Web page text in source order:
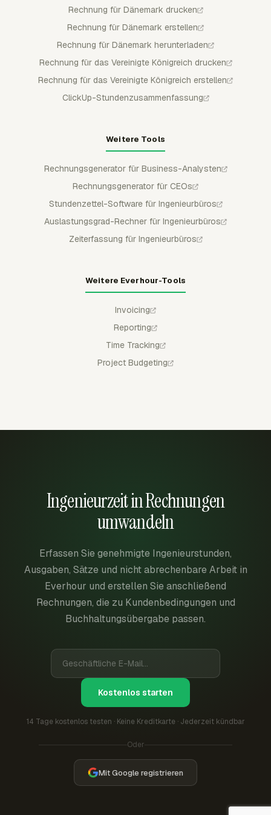
Rechnung für Dänemark drucken
Rechnung für Dänemark erstellen
Rechnung für Dänemark herunterladen
Rechnung für das Vereinigte Königreich drucken
Rechnung für das Vereinigte Königreich erstellen
ClickUp-Stundenzusammenfassung
Weitere Tools
Rechnungsgenerator für Business-Analysten
Rechnungsgenerator für CEOs
Stundenzettel-Software für Ingenieurbüros
Auslastungsgrad-Rechner für Ingenieurbüros
Zeiterfassung für Ingenieurbüros
Weitere Everhour-Tools
Invoicing
Reporting
Time Tracking
Project Budgeting
Ingenieurzeit in Rechnungen
umwandeln
Erfassen Sie genehmigte Ingenieurstunden,
Ausgaben, Sätze und nicht abrechenbare Arbeit in
Everhour und erstellen Sie anschließend
Rechnungen, die zu Kundenbedingungen und
Buchhaltungsübergabe passen.
Kostenlos starten
14 Tage kostenlos testen · Keine Kreditkarte · Jederzeit kündbar
Oder
Mit Google registrieren